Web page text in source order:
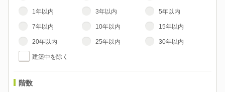
1年以内 3年以内 5年以内
7年以内 10年以内 15年以内
20年以内 25年以内 30年以内
建築中を除く
階数